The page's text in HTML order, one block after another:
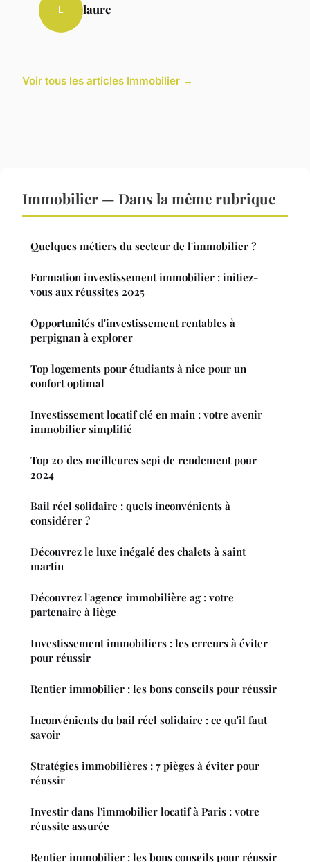
L laure
Voir tous les articles Immobilier →
Immobilier — Dans la même rubrique
Quelques métiers du secteur de l'immobilier ?
Formation investissement immobilier : initiez-
vous aux réussites 2025
Opportunités d'investissement rentables à
perpignan à explorer
Top logements pour étudiants à nice pour un
confort optimal
Investissement locatif clé en main : votre avenir
immobilier simplifié
Top 20 des meilleures scpi de rendement pour
2024
Bail réel solidaire : quels inconvénients à
considérer ?
Découvrez le luxe inégalé des chalets à saint
martin
Découvrez l'agence immobilière ag : votre
partenaire à liège
Investissement immobiliers : les erreurs à éviter
pour réussir
Rentier immobilier : les bons conseils pour réussir
Inconvénients du bail réel solidaire : ce qu'il faut
savoir
Stratégies immobilières : 7 pièges à éviter pour
réussir
Investir dans l'immobilier locatif à Paris : votre
réussite assurée
Rentier immobilier : les bons conseils pour réussir